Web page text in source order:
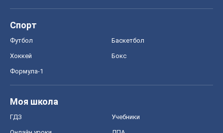
Спорт
Футбол Баскетбол
Хоккей Бокс
Формула-1
Моя школа
ГДЗ Учебники